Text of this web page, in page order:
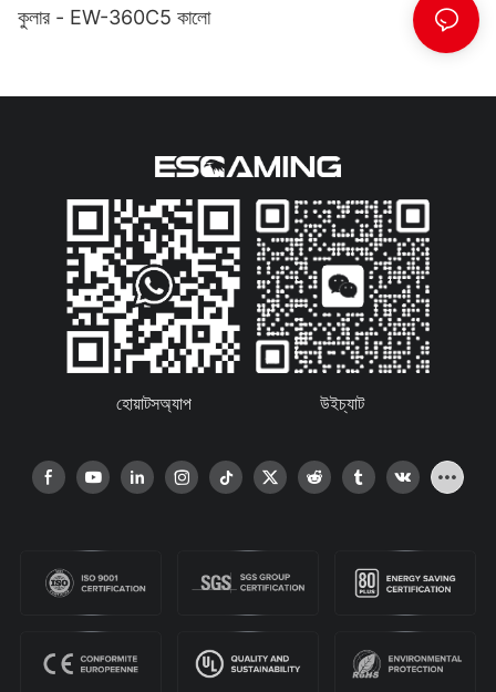
কুলার - EW-360C5 কালো
হোয়াটসঅ্যাপ উইচ্যাট